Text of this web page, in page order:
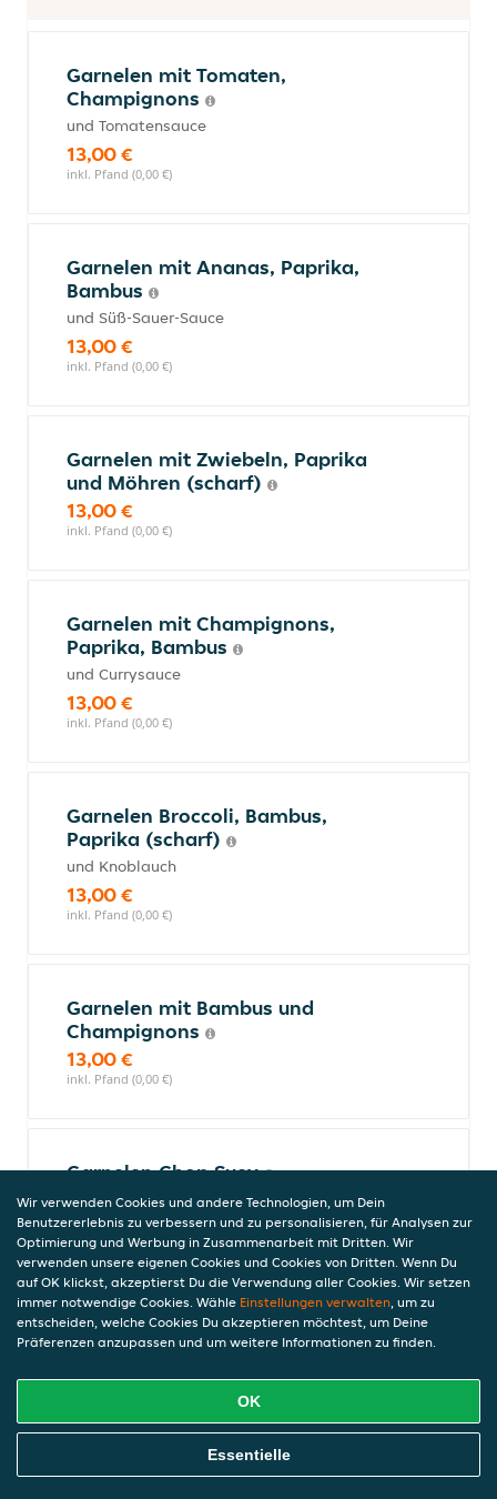
Garnelen mit Tomaten,
Champignons
und Tomatensauce
13,00 €
inkl. Pfand (0,00 €)
Garnelen mit Ananas, Paprika,
Bambus
und Süß-Sauer-Sauce
13,00 €
inkl. Pfand (0,00 €)
Garnelen mit Zwiebeln, Paprika
und Möhren (scharf)
13,00 €
inkl. Pfand (0,00 €)
Garnelen mit Champignons,
Paprika, Bambus
und Currysauce
13,00 €
inkl. Pfand (0,00 €)
Garnelen Broccoli, Bambus,
Paprika (scharf)
und Knoblauch
13,00 €
inkl. Pfand (0,00 €)
Garnelen mit Bambus und
Champignons
13,00 €
inkl. Pfand (0,00 €)
Garnelen Chop Suey
mit verschiedenem Gemüse
13,00 €
inkl. Pfand (0,00 €)
Garnelen mit Bambus, Paprika
Online Essen Bestellen
Wir verwenden Cookies und andere Technologien, um Dein
Benutzererlebnis zu verbessern und zu personalisieren, für Analysen zur
Optimierung und Werbung in Zusammenarbeit mit Dritten. Wir
verwenden unsere eigenen Cookies und Cookies von Dritten. Wenn Du
auf OK klickst, akzeptierst Du die Verwendung aller Cookies. Wir setzen
immer notwendige Cookies. Wähle Einstellungen verwalten, um zu
entscheiden, welche Cookies Du akzeptieren möchtest, um Deine
Präferenzen anzupassen und um weitere Informationen zu finden.
OK
Essentielle